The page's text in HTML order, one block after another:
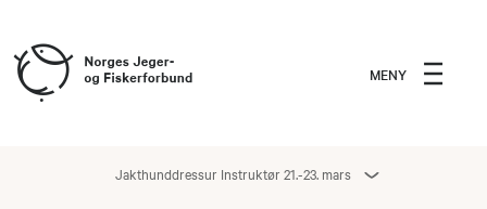
MENY
Jakthunddressur Instruktør 21.-23. mars